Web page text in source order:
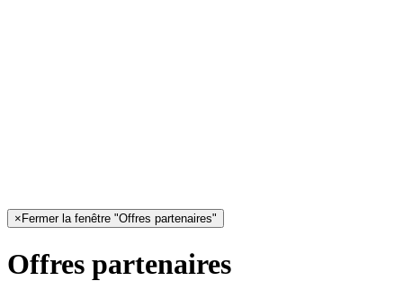
× Fermer la fenêtre "Offres partenaires"
Offres partenaires